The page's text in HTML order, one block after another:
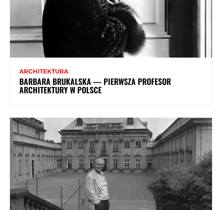
ARCHITEKTURA
BARBARA BRUKALSKA — PIERWSZA PROFESOR
ARCHITEKTURY W POLSCE